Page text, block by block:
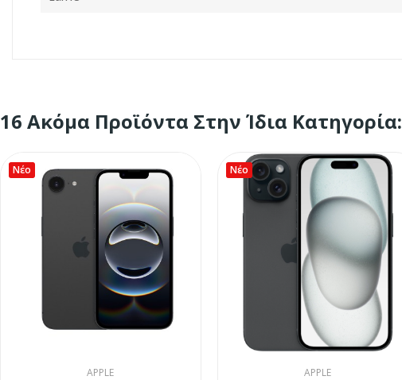
16 Ακόμα Προϊόντα Στην Ίδια Κατηγορία:
Νέο
APPLE
Νέο
APPLE